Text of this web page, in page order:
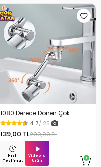
1080 Derece Dönen Çok
Fonksiyonlu Musluk Başlığı
4.7/ 25
139,00 TL200,00 TL
Hızlı
Teslimat
Videolu
Ürün